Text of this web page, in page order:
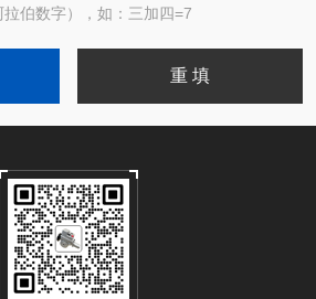
伯数字），如：三加四=7